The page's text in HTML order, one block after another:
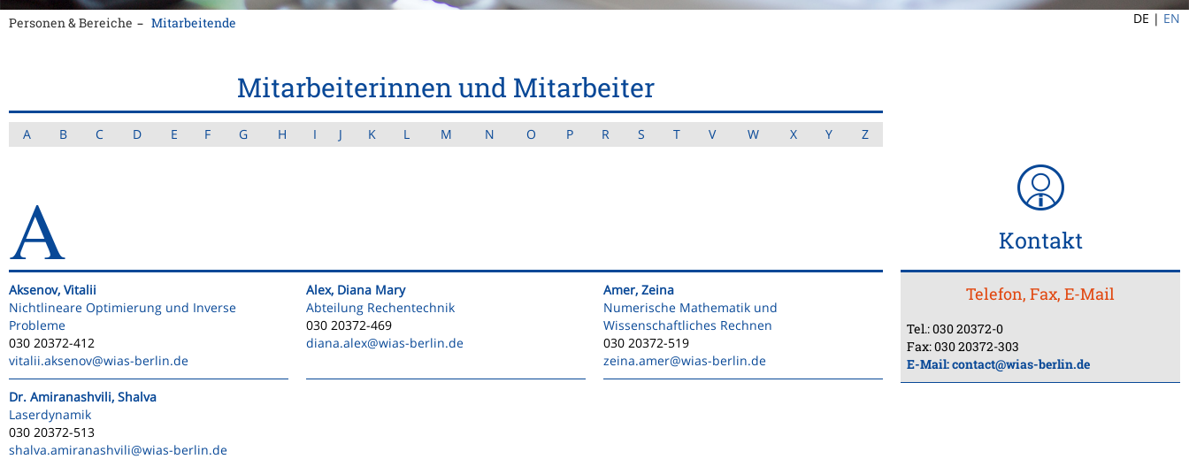
Personen & Bereiche Mitarbeitende DE | EN
Mitarbeiterinnen und Mitarbeiter
A B C D E F G H I J K L M N O P R S T V W X Y Z
A
Aksenov, Vitalii
Nichtlineare Optimierung und Inverse
Probleme
030 20372-412
vitalii.aksenov@wias-berlin.de
Alex, Diana Mary
Abteilung Rechentechnik
030 20372-469
diana.alex@wias-berlin.de
Amer, Zeina
Numerische Mathematik und
Wissenschaftliches Rechnen
030 20372-519
zeina.amer@wias-berlin.de
Dr. Amiranashvili, Shalva
Laserdynamik
030 20372-513
shalva.amiranashvili@wias-berlin.de
Kontakt
Telefon, Fax, E-Mail
Tel.: 030 20372-0
Fax: 030 20372-303
E-Mail:contact@wias-berlin.de